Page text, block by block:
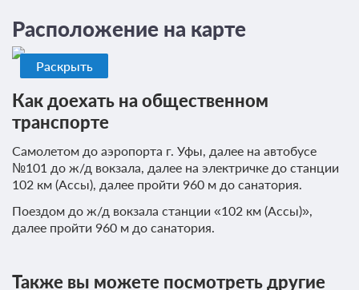
конечности, тазового пояса и нижней конечности
- заболевания центральной нервной системы: :
- ДЦП (детский церебральный паралич)
месяцев), последствия
- внутричерепная травма (через 4 мес. после
закрытой, 6 мес. после открытой черепно-мозговой
травмы без выраженной внутричерепной и
артериальной гипертензии, судорожных припадков
- все виды ишемического инсульта (инфаркта
- лимфодренажный массаж
- термическая массажная кровать
- урологический массаж
Питание по лечебной программе
Питьевое лечение минеральной водой
Психотерапия:
Расположение на карте
Раскрыть
Как доехать на общественном
транспорте
Самолетом до аэропорта г. Уфы, далее на автобусе
№101 до ж/д вокзала, далее на электричке до станции
102 км (Ассы), далее пройти 960 м до санатория.
Поездом до ж/д вокзала станции «102 км (Ассы)»,
далее пройти 960 м до санатория.
Также вы можете посмотреть другие